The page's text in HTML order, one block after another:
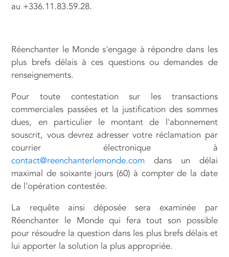
au +336.11.83.59.28.
Réenchanter le Monde s'engage à répondre dans les
plus brefs délais à ces questions ou demandes de
renseignements.
Pour toute contestation sur les transactions
commerciales passées et la justification des sommes
dues, en particulier le montant de l'abonnement
souscrit, vous devrez adresser votre réclamation par
courrier électronique à
contact@reenchanterlemonde.com dans un délai
maximal de soixante jours (60) à compter de la date
de l'opération contestée.
La requête ainsi déposée sera examinée par
Réenchanter le Monde qui fera tout son possible
pour résoudre la question dans les plus brefs délais et
lui apporter la solution la plus appropriée.